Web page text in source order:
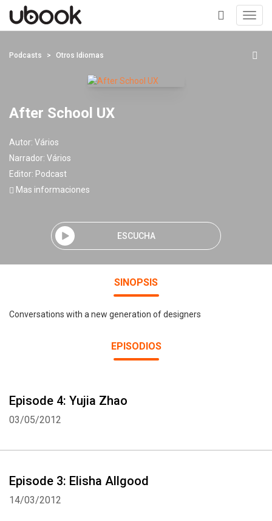
+
Podcasts Otros Idiomas
After School UX
Autor: Vários
Narrador: Vários
Editor: Podcast
Mas informaciones
ESCUCHA
SINOPSIS
Conversations with a new generation of designers
EPISODIOS
Episode 4: Yujia Zhao
03/05/2012
Episode 3: Elisha Allgood
14/03/2012